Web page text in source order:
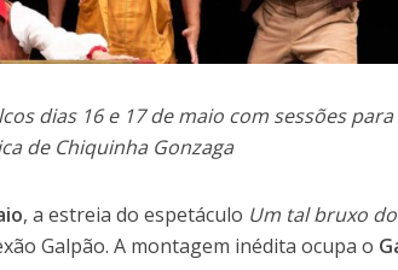
dias 16 e 17 de maio com sessões para
de Chiquinha Gonzaga
, a estreia do espetáculo Um tal bruxo do
Galpão. A montagem inédita ocupa o